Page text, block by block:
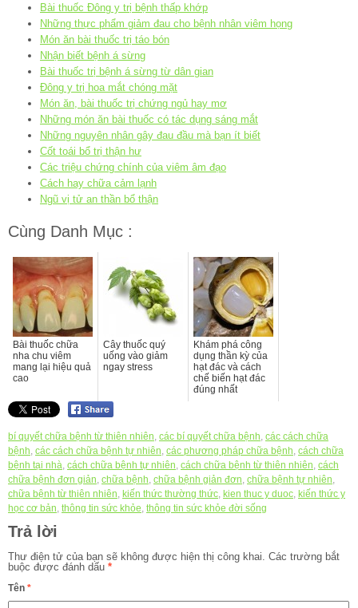
Bài thuốc Đông y trị bệnh thấp khớp
Những thực phẩm giảm đau cho bệnh nhân viêm họng
Món ăn bài thuốc trị táo bón
Nhận biết bệnh á sừng
Bài thuốc trị bệnh á sừng từ dân gian
Đông y trị hoa mắt chóng mặt
Món ăn, bài thuốc trị chứng ngủ hay mơ
Những món ăn bài thuốc có tác dụng sáng mắt
Những nguyên nhân gây đau đầu mà bạn ít biết
Cốt toái bổ trị thận hư
Các triệu chứng chính của viêm âm đạo
Cách hay chữa cảm lạnh
Ngũ vị tử an thần bổ thận
Cùng Danh Mục :
Bài thuốc chữa
nha chu viêm
mang lại hiệu quả
cao
Cây thuốc quý
uống vào giảm
ngay stress
Khám phá công
dụng thần kỳ của
hạt đác và cách
chế biến hạt đác
đúng nhất
bí quyết chữa bệnh từ thiên nhiên, các bí quyết chữa bệnh, các cách chữa
bệnh, các cách chữa bệnh tự nhiên, các phương pháp chữa bệnh, cách chữa
bệnh tại nhà, cách chữa bệnh tự nhiên, cách chữa bệnh từ thiên nhiên, cách
chữa bệnh đơn giản, chữa bệnh, chữa bệnh giản đơn, chữa bệnh tự nhiên,
chữa bệnh từ thiên nhiên, kiến thức thường thức, kien thuc y duoc, kiến thức y
học cơ bản, thông tin sức khỏe, thông tin sức khỏe đời sống
Trả lời
Thư điện tử của bạn sẽ không được hiện thị công khai. Các trường bắt
buộc được đánh dấu *
Tên *